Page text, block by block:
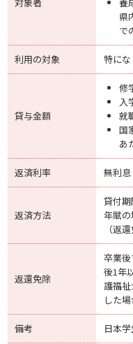
県
で
利用の対象 特にな
貸与金額
修
入
就
国
あ
返済利率 無利息
返済方法
貸付
年賦
（返
返還免除
卒業
後1年
護福
した
備考 日本